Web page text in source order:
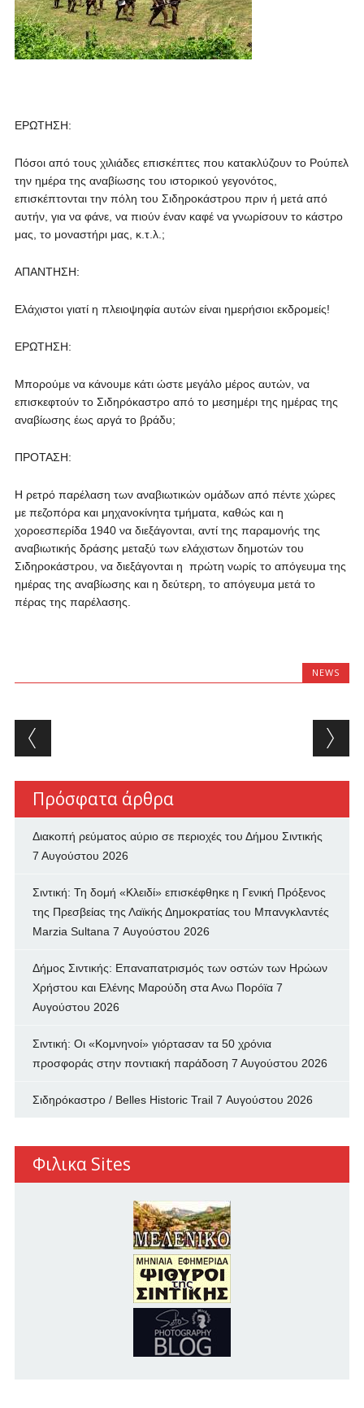
ΕΡΩΤΗΣΗ:
Πόσοι από τους χιλιάδες επισκέπτες που κατακλύζουν το Ρούπελ
την ημέρα της αναβίωσης του ιστορικού γεγονότος,
επισκέπτονται την πόλη του Σιδηροκάστρου πριν ή μετά από
αυτήν, για να φάνε, να πιούν έναν καφέ να γνωρίσουν το κάστρο
μας, το μοναστήρι μας, κ.τ.λ.;
ΑΠΑΝΤΗΣΗ:
Ελάχιστοι γιατί η πλειοψηφία αυτών είναι ημερήσιοι εκδρομείς!
ΕΡΩΤΗΣΗ:
Μπορούμε να κάνουμε κάτι ώστε μεγάλο μέρος αυτών, να
επισκεφτούν το Σιδηρόκαστρο από το μεσημέρι της ημέρας της
αναβίωσης έως αργά το βράδυ;
ΠΡΟΤΑΣΗ:
Η ρετρό παρέλαση των αναβιωτικών ομάδων από πέντε χώρες
με πεζοπόρα και μηχανοκίνητα τμήματα, καθώς και η
χοροεσπερίδα 1940 να διεξάγονται, αντί της παραμονής της
αναβιωτικής δράσης μεταξύ των ελάχιστων δημοτών του
Σιδηροκάστρου, να διεξάγονται η πρώτη νωρίς το απόγευμα της
ημέρας της αναβίωσης και η δεύτερη, το απόγευμα μετά το
πέρας της παρέλασης.
NEWS
Post navigation
Πρόσφατα άρθρα
Διακοπή ρεύματος αύριο σε περιοχές του Δήμου Σιντικής
7 Αυγούστου 2026
Σιντική: Τη δομή «Κλειδί» επισκέφθηκε η Γενική Πρόξενος
της Πρεσβείας της Λαϊκής Δημοκρατίας του Μπανγκλαντές
Marzia Sultana 7 Αυγούστου 2026
Δήμος Σιντικής: Επαναπατρισμός των oστών των Ηρώων
Χρήστου και Ελένης Μαρούδη στα Ανω Πορόϊα 7
Αυγούστου 2026
Σιντική: Οι «Κομνηνοί» γιόρτασαν τα 50 χρόνια
προσφοράς στην ποντιακή παράδοση 7 Αυγούστου 2026
Σιδηρόκαστρο / Belles Historic Trail 7 Αυγούστου 2026
Φιλικα Sites